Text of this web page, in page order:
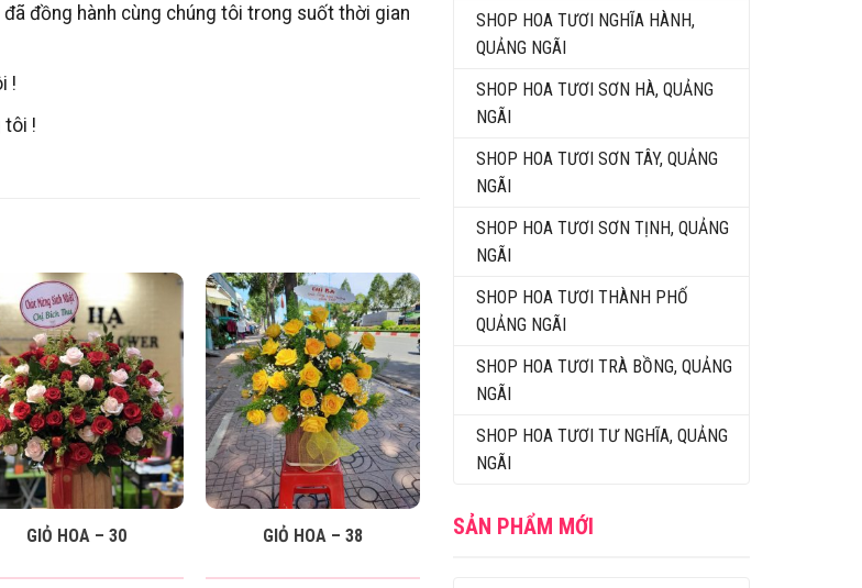
SHOP HOA TƯƠI NGHĨA HÀNH,
QUẢNG NGÃI
SHOP HOA TƯƠI SƠN HÀ, QUẢNG
NGÃI
SHOP HOA TƯƠI SƠN TÂY, QUẢNG
NGÃI
SHOP HOA TƯƠI SƠN TỊNH, QUẢNG
NGÃI
SHOP HOA TƯƠI THÀNH PHỐ
QUẢNG NGÃI
SHOP HOA TƯƠI TRÀ BỒNG, QUẢNG
NGÃI
SHOP HOA TƯƠI TƯ NGHĨA, QUẢNG
NGÃI
SẢN PHẨM MỚI
đồng hành cùng chúng tôi trong suốt thời gian
!
tôi !
GIỎ HOA – 30 GIỎ HOA – 38